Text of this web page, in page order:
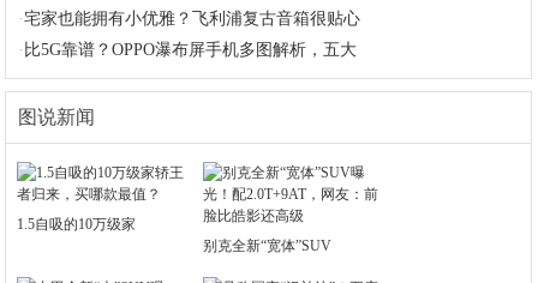
·宅家也能拥有小优雅？飞利浦复古音箱很贴心
· 比5G靠谱？OPPO瀑布屏手机多图解析，五大
图说新闻
1.5自吸的10万级家
别克全新“宽体”SUV